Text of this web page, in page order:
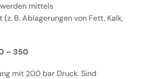
mittels
B. Ablagerungen von Fett, Kalk,
– 350
mit 200 bar Druck. Sind